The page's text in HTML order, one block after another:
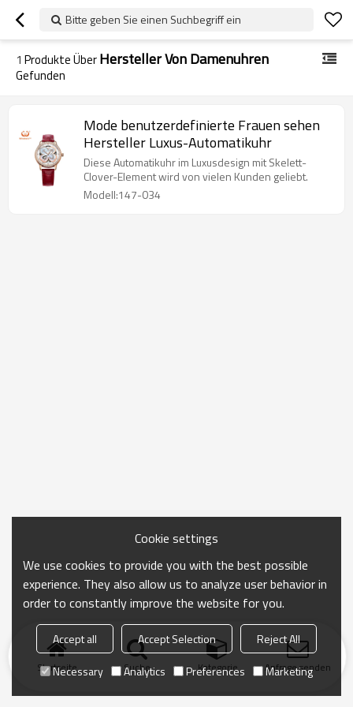
Bitte geben Sie einen Suchbegriff ein
1 Produkte ÜberHersteller Von Damenuhren
Gefunden
Mode benutzerdefinierte Frauen sehen
Hersteller Luxus-Automatikuhr
Diese Automatikuhr im Luxusdesign mit Skelett-
Clover-Element wird von vielen Kunden geliebt.
Modell:147-034
Startseite Suche Kategorie Anfrage senden
Cookie settings
We use cookies to provide you with the best possible
experience. They also allow us to analyze user behavior in
order to constantly improve the website for you.
Accept all Accept Selection
Reject All
Necessary
Analytics Preferences Marketing